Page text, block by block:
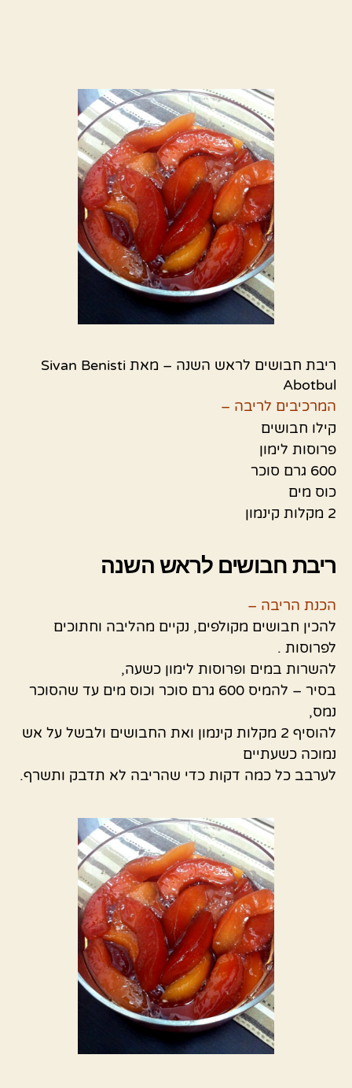
ריבת חבושים לראש השנה – מאת Sivan Benisti
Abotbul
המרכיבים לריבה –
קילו חבושים
פרוסות לימון
600 גרם סוכר
כוס מים
2 מקלות קינמון
ריבת חבושים לראש השנה
הכנת הריבה –
להכין חבושים מקולפים, נקיים מהליבה וחתוכים
לפרוסות .
להשרות במים ופרוסות לימון כשעה,
בסיר – להמיס 600 גרם סוכר וכוס מים עד שהסוכר
נמס,
להוסיף 2 מקלות קינמון ואת החבושים ולבשל על אש
נמוכה כשעתיים
לערבב כל כמה דקות כדי שהריבה לא תדבק ותשרף.